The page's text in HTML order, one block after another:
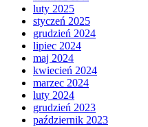
luty 2025
styczeń 2025
grudzień 2024
lipiec 2024
maj 2024
kwiecień 2024
marzec 2024
luty 2024
grudzień 2023
październik 2023